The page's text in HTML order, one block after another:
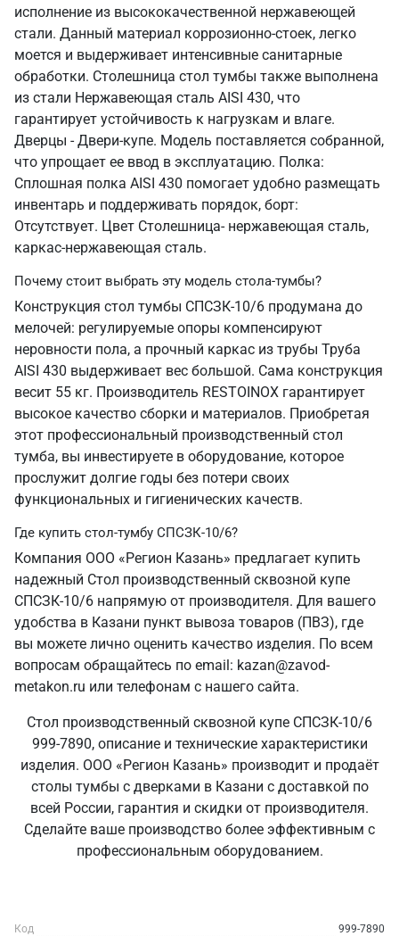
исполнение из высококачественной нержавеющей
стали. Данный материал коррозионно-стоек, легко
моется и выдерживает интенсивные санитарные
обработки. Столешница стол тумбы также выполнена
из стали Нержавеющая сталь AISI 430, что
гарантирует устойчивость к нагрузкам и влаге.
Дверцы - Двери-купе. Модель поставляется собранной,
что упрощает ее ввод в эксплуатацию. Полка:
Сплошная полка AISI 430 помогает удобно размещать
инвентарь и поддерживать порядок, борт:
Отсутствует. Цвет Столешница- нержавеющая сталь,
каркас-нержавеющая сталь.
Почему стоит выбрать эту модель стола-тумбы?
Конструкция стол тумбы СПСЗК-10/6 продумана до
мелочей: регулируемые опоры компенсируют
неровности пола, а прочный каркас из трубы Труба
AISI 430 выдерживает вес большой. Сама конструкция
весит 55 кг. Производитель RESTOINOX гарантирует
высокое качество сборки и материалов. Приобретая
этот профессиональный производственный стол
тумба, вы инвестируете в оборудование, которое
прослужит долгие годы без потери своих
функциональных и гигиенических качеств.
Где купить стол-тумбу СПСЗК-10/6?
Компания ООО «Регион Казань» предлагает купить
надежный Стол производственный сквозной купе
СПСЗК-10/6 напрямую от производителя. Для вашего
удобства в Казани пункт вывоза товаров (ПВЗ), где
вы можете лично оценить качество изделия. По всем
вопросам обращайтесь по email: kazan@zavod-
metakon.ru или телефонам с нашего сайта.
Стол производственный сквозной купе СПСЗК-10/6
999-7890, описание и технические характеристики
изделия. ООО «Регион Казань» производит и продаёт
столы тумбы с дверками в Казани с доставкой по
всей России, гарантия и скидки от производителя.
Сделайте ваше производство более эффективным с
профессиональным оборудованием.
Код
999-7890